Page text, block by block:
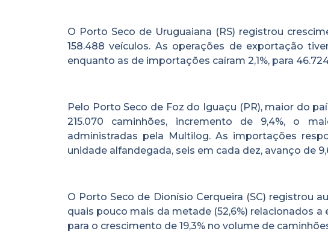
O Porto Seco de Uruguaiana (RS) registrou
158.488 veículos. As operações de exportação
enquanto as de importações caíram 2,1%, para
Pelo Porto Seco de Foz do Iguaçu (PR), maior do
215.070 caminhões, incremento de 9,4%, o
administradas pela Multilog. As importações
unidade alfandegada, seis em cada dez, avanço de
O Porto Seco de Dionísio Cerqueira (SC) registrou
quais pouco mais da metade (52,6%) relacionados
para o crescimento de 19,3% no volume de